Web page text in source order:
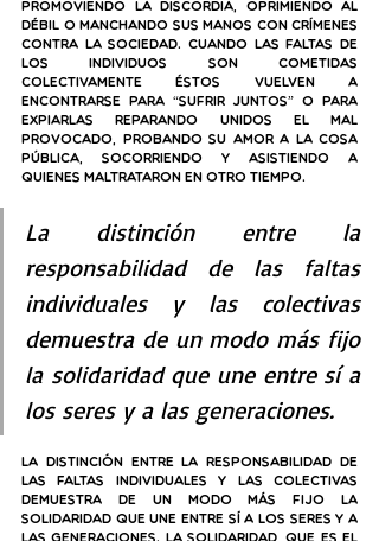
promoviendo la discordia, oprimiendo al
débil o manchando sus manos con crímenes
contra la sociedad. Cuando las faltas de
los individuos son cometidas
colectivamente éstos vuelven a
encontrarse para “sufrir juntos” o para
expiarlas reparando unidos el mal
provocado, probando su amor a la cosa
pública, socorriendo y asistiendo a
quienes maltrataron en otro tiempo.
La distinción entre la
responsabilidad de las faltas
individuales y las colectivas
demuestra de un modo más fijo
la solidaridad que une entre sí a
los seres y a las generaciones.
La distinción entre la responsabilidad de
las faltas individuales y las colectivas
demuestra de un modo más fijo la
solidaridad que une entre sí a los seres y a